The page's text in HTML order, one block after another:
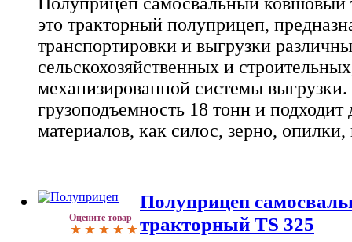
это тракторный полуприцеп,
транспортировки и выгрузки
сельскохозяйственных и
механизированной системы
грузоподъемность 18 тонн и подходит
материалов, как силос, зерно, опилки,
Оцените товар
Полуприцеп
тракторный TS 325